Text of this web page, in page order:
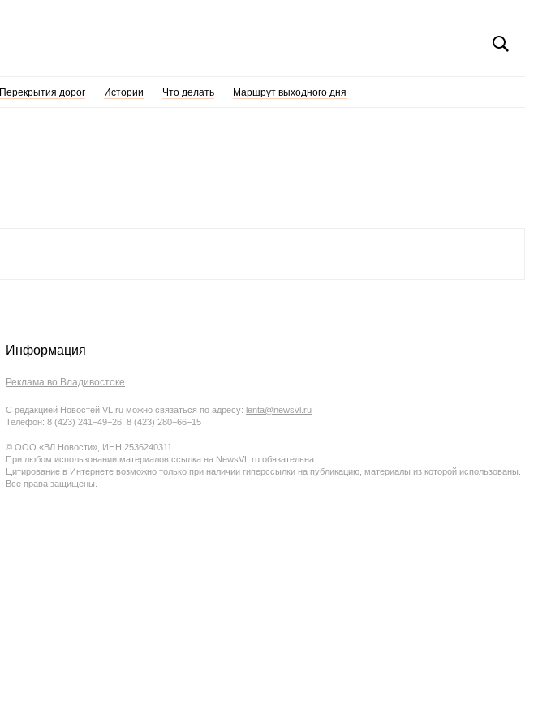
Перекрытия дорог Истории Что делать Маршрут выходного дня
Информация
Реклама во Владивостоке
С редакцией Новостей VL.ru можно связаться по адресу: lenta@newsvl.ru
Телефон: 8 (423) 241−49−26, 8 (423) 280−66−15
© ООО «ВЛ Новости», ИНН 2536240311
При любом использовании материалов ссылка на NewsVL.ru обязательна.
Цитирование в Интернете возможно только при наличии гиперссылки на публикацию, материалы из которой использованы.
Все права защищены.